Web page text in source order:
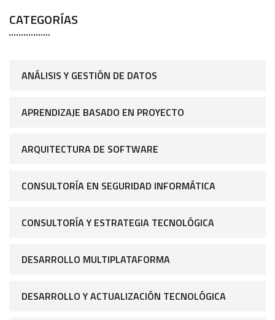
CATEGORÍAS
ANÁLISIS Y GESTIÓN DE DATOS
APRENDIZAJE BASADO EN PROYECTO
ARQUITECTURA DE SOFTWARE
CONSULTORÍA EN SEGURIDAD INFORMÁTICA
CONSULTORÍA Y ESTRATEGIA TECNOLÓGICA
DESARROLLO MULTIPLATAFORMA
DESARROLLO Y ACTUALIZACIÓN TECNOLÓGICA